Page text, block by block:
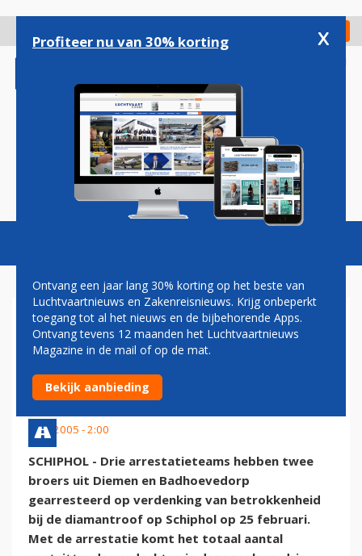
gaan
Check in
Magazine Podcasts Vacatures
'TWEE NIEUWE ARRESTATIES
VOOR DIAMANTROOF
SCHIPHOL'
7 juli 2005 - 2:00
SCHIPHOL - Drie arrestatieteams hebben twee
broers uit Diemen en Badhoevedorp
gearresteerd op verdenking van betrokkenheid
bij de diamantroof op Schiphol op 25 februari.
Met de arrestatie komt het totaal aantal
Profiteer nu van 30% korting x
Ontvang een jaar lang 30% korting op het beste van
Luchtvaartnieuws en Zakenreisnieuws. Krijg onbeperkt
toegang tot al het nieuws en de bijbehorende Apps.
Ontvang tevens 12 maanden het Luchtvaartnieuws
Magazine in de mail of op de mat.
Bekijk aanbieding